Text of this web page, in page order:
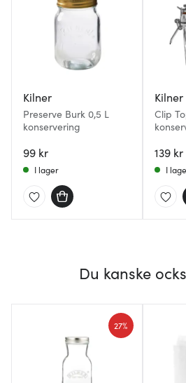
Kilner
Preserve Burk 0,5 L
konservering
99 kr
I lager
Kilner
Clip
139 kr
I
Du kanske
27%